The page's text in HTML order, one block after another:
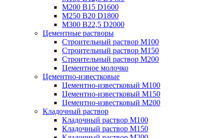
М200 В15 D1600
М250 В20 D1800
М300 В22,5 D2000
Цементные растворы
Строительный раствор М100
Строительный раствор М150
Строительный раствор М200
Цементное молочко
Цементно-известковые
Цементно-известковый М100
Цементно-известковый М150
Цементно-известковый М200
Кладочный раствор
Кладочный раствор М100
Кладочный раствор М150